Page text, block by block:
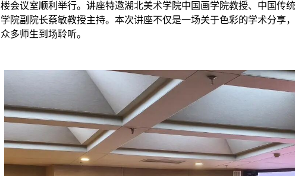
楼会议室顺利举行。讲座特邀湖北美术学院中国画学院教授、中国传
学院副院长蔡敏教授主持。本次讲座不仅是一场关于色彩的学术分享
众多师生到场聆听。